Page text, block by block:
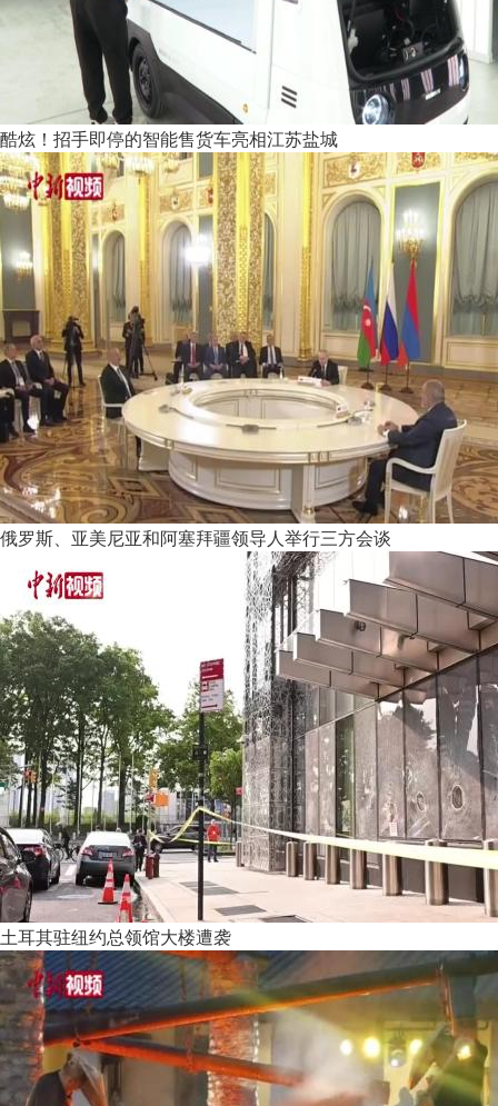
酷炫！招手即停的智能售货车亮相江苏盐城
俄罗斯、亚美尼亚和阿塞拜疆领导人举行三方会谈
土耳其驻纽约总领馆大楼遭袭